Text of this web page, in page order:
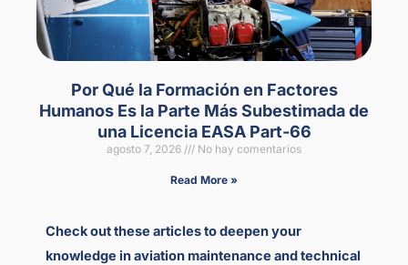
Por Qué la Formación en Factores
Humanos Es la Parte Más Subestimada de
una Licencia EASA Part-66
agosto 7, 2026 No hay comentarios
Read More »
Check out these articles to deepen your
knowledge in aviation maintenance and technical